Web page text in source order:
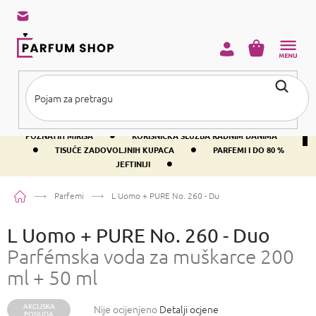
sadržaj
BESPLATNA DOSTAVA IZNAD PRIBLIŽNO 37 € •
400+ SVJETSKI
POZNATIH MIRISA
• KORISNIČKA SLUŽBA RADNIM DANIMA
• TISUĆE ZADOVOLJNIH KUPACA •
PARFEMI I DO 80 %
JEFTINIJI
•
KOŠARICA
PočetnaParfemi L Uomo + PURE No. 260 - Duo
L Uomo + PURE No. 260 - Duo
Parfémska voda za muškarce 200
ml + 50 ml
AKCIJSKA
PONUDA
Prosječna
Nije ocijenjeno Detalji ocjene